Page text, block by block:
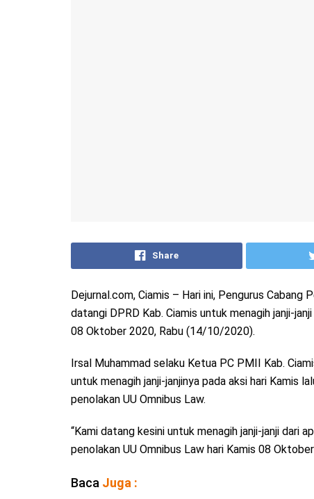
Share
Dejurnal.com, Ciamis – Hari ini, Pengurus Cabang
datangi DPRD Kab. Ciamis untuk menagih janji-
08 Oktober 2020, Rabu (14/10/2020).
Irsal Muhammad selaku Ketua PC PMII Kab.
untuk menagih janji-janjinya pada aksi hari Kamis
penolakan UU Omnibus Law.
“Kami datang kesini untuk menagih janji-janji dari
penolakan UU Omnibus Law hari Kamis 08
Baca Juga :